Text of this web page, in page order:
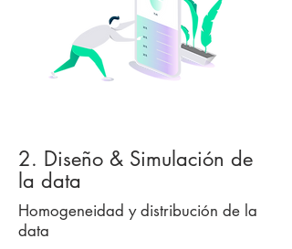
2. Diseño & Simulación de
la data
Homogeneidad y distribución de la
data